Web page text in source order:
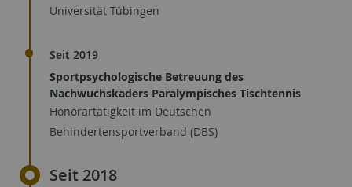
Universität Tübingen
Seit 2019
Sportpsychologische Betreuung des
Nachwuchskaders Paralympisches Tischtennis
Honorartätigkeit im Deutschen
Behindertensportverband (DBS)
Seit 2018